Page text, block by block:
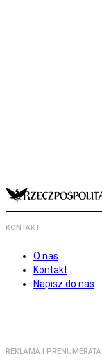
KONTAKT
O nas
Kontakt
Napisz do nas
REKLAMA I PRENUMERATA